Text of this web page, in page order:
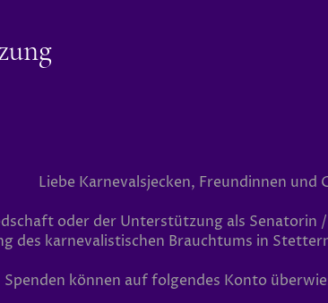
Liebe Karnevalsjecken, Freundinnen und
oder der Unterstützung als Senatorin
des karnevalistischen Brauchtums in
Spenden können auf folgendes Konto